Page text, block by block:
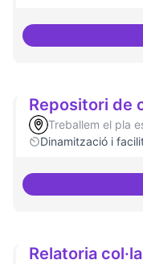
Repositori de
Treballem el pla
Dinamització i
Relatoria